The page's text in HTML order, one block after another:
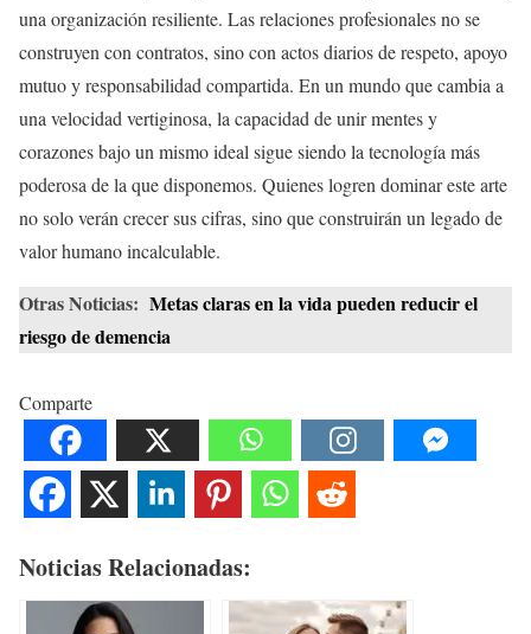
una organización resiliente. Las relaciones profesionales no se
construyen con contratos, sino con actos diarios de respeto, apoyo
mutuo y responsabilidad compartida. En un mundo que cambia a
una velocidad vertiginosa, la capacidad de unir mentes y
corazones bajo un mismo ideal sigue siendo la tecnología más
poderosa de la que disponemos. Quienes logren dominar este arte
no solo verán crecer sus cifras, sino que construirán un legado de
valor humano incalculable.
Otras Noticias: Metas claras en la vida pueden reducir el
riesgo de demencia
Comparte
Noticias Relacionadas: